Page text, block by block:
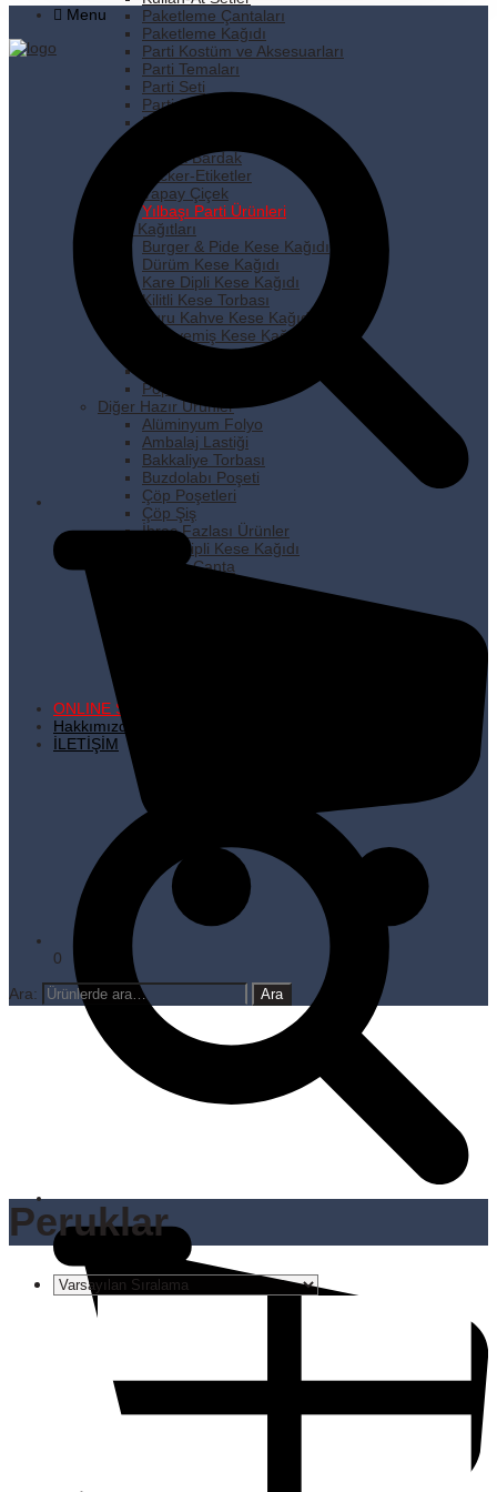
Paketleme Çantaları
Paketleme Kağıdı
Parti Kostüm ve Aksesuarları
Parti Temaları
Parti Seti
Parti Süsleri
Pipet
Plastik Bardak
Sticker-Etiketler
Yapay Çiçek
Yılbaşı Parti Ürünleri
Kese Kağıtları
Burger & Pide Kese Kağıdı
Dürüm Kese Kağıdı
Kare Dipli Kese Kağıdı
Kilitli Kese Torbası
Kuru Kahve Kese Kağıdı
Kuruyemiş Kese Kağıdı
Pastane Kese Kağıdı
Popcorn Kese Kağıdı
Diğer Hazır Ürünler
Alüminyum Folyo
Ambalaj Lastiği
Bakkaliye Torbası
Buzdolabı Poşeti
Çöp Poşetleri
Çöp Şiş
İhraç Fazlası Ürünler
Kare Dipli Kese Kağıdı
Karton Çanta
ONLINE SATIŞ
Hakkımızda
İLETİŞİM
Menu
0
Ara:
Peruklar